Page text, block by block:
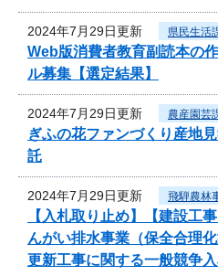
2024年7月29日更新 県民生活
Web版消費者教育副読本の
ル募集【選定結果】
2024年7月29日更新 農産園芸
ぎふの花ファンづくり産地
託
2024年7月29日更新 飛騨農林
【入札取り止め】【建設
んがい排水事業（保全合
更新工事に関する一般競争